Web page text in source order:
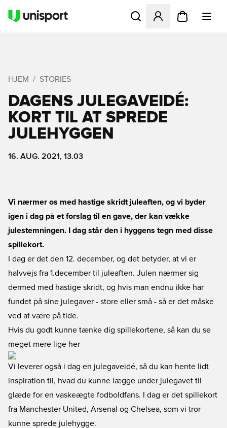
Åbner en Modal til at
HJEM STORIES
DAGENS JULEGAVEIDÉ:
KORT TIL AT SPREDE
JULEHYGGEN
16. AUG. 2021, 13.03
Vi nærmer os med hastige skridt juleaften, og vi byder
igen i dag på et forslag til en gave, der kan vække
julestemningen. I dag står den i hyggens tegn med disse
spillekort.
I dag er det den 12. december, og det betyder, at vi er
halvvejs fra 1.december til juleaften. Julen nærmer sig
dermed med hastige skridt, og hvis man endnu ikke har
fundet på sine julegaver - store eller små - så er det måske
ved at være på tide.
Hvis du godt kunne tænke dig spillekortene, så kan du se
meget mere lige her
Vi leverer også i dag en julegaveidé, så du kan hente lidt
inspiration til, hvad du kunne lægge under julegavet til
glæde for en vaskeægte fodboldfans. I dag er det spillekort
fra Manchester United, Arsenal og Chelsea, som vi tror
kunne sprede julehygge.